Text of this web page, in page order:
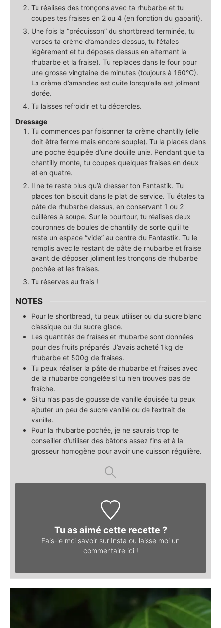
Tu réalises des tronçons avec ta rhubarbe et tu
coupes tes fraises en 2 ou 4 (en fonction du gabarit).
Une fois la “précuisson” du shortbread terminée, tu
verses ta crème d’amandes dessus, tu l’étales
légèrement et tu déposes dessus en alternant la
rhubarbe et la fraise). Tu replaces dans le four pour
une grosse vingtaine de minutes (toujours à 160°C).
La crème d’amandes est cuite lorsqu’elle est joliment
dorée.
Tu laisses refroidir et tu décercles.
Dressage
Tu commences par foisonner ta crème chantilly (elle
doit être ferme mais encore souple). Tu la places dans
une poche équipée d’une douille unie. Pendant que ta
chantilly monte, tu coupes quelques fraises en deux
et en quatre.
Il ne te reste plus qu’à dresser ton Fantastik. Tu
places ton biscuit dans le plat de service. Tu étales ta
pâte de rhubarbe dessus, en conservant 1 ou 2
cuillères à soupe. Sur le pourtour, tu réalises deux
couronnes de boules de chantilly de sorte qu’il te
reste un espace “vide” au centre du Fantastik. Tu le
remplis avec le restant de pâte de rhubarbe et fraise
avant de déposer joliment les tronçons de rhubarbe
pochée et les fraises.
Tu réserves au frais !
NOTES
Pour le shortbread, tu peux utiliser ou du sucre blanc
classique ou du sucre glace.
Les quantités de fraises et rhubarbe sont données
pour des fruits préparés. J’avais acheté 1kg de
rhubarbe et 500g de fraises.
Tu peux réaliser la pâte de rhubarbe et fraises avec
de la rhubarbe congelée si tu n’en trouves pas de
fraîche.
Si tu n’as pas de gousse de vanille épuisée tu peux
ajouter un peu de sucre vanillé ou de l’extrait de
vanille.
Pour la rhubarbe pochée, je ne saurais trop te
conseiller d’utiliser des bâtons assez fins et à la
grosseur homogène pour avoir une cuisson régulière.
Tu as aimé cette recette ?
Fais-le moi savoir sur Insta ou laisse moi un
commentaire ici !